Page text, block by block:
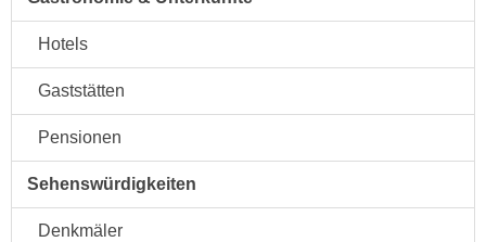
Hotels
Gaststätten
Pensionen
Sehenswürdigkeiten
Denkmäler